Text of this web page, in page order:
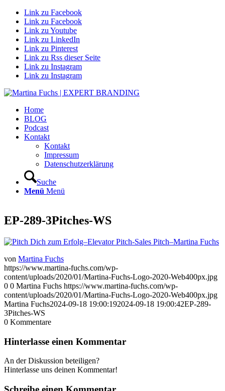
Link zu Facebook
Link zu Facebook
Link zu Youtube
Link zu LinkedIn
Link zu Pinterest
Link zu Rss dieser Seite
Link zu Instagram
Link zu Instagram
Home
BLOG
Podcast
Kontakt
Kontakt
Impressum
Datenschutzerklärung
Suche
Menü Menü
EP-289-3Pitches-WS
von Martina Fuchs
https://www.martina-fuchs.com/wp-
content/uploads/2020/01/Martina-Fuchs-Logo-2020-Web400px.jpg
0 0 Martina Fuchs https://www.martina-fuchs.com/wp-
content/uploads/2020/01/Martina-Fuchs-Logo-2020-Web400px.jpg
Martina Fuchs2024-09-18 19:00:192024-09-18 19:00:42EP-289-
3Pitches-WS
0 Kommentare
Hinterlasse einen Kommentar
An der Diskussion beteiligen?
Hinterlasse uns deinen Kommentar!